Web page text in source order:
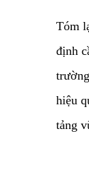
​Tóm
định
hiệu
tảng